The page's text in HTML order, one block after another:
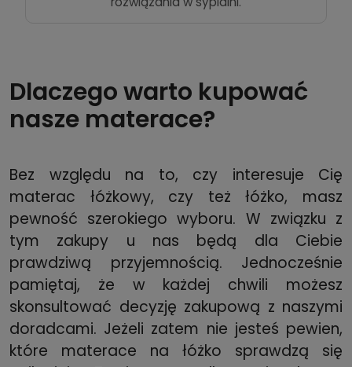
Dlaczego warto kupować
nasze materace?
Bez względu na to, czy interesuje Cię
materac łóżkowy, czy też łóżko, masz
pewność szerokiego wyboru. W związku z
tym zakupy u nas będą dla Ciebie
prawdziwą przyjemnością. Jednocześnie
pamiętaj, że w każdej chwili możesz
skonsultować decyzję zakupową z naszymi
doradcami. Jeżeli zatem nie jesteś pewien,
które materace na łóżko sprawdzą się